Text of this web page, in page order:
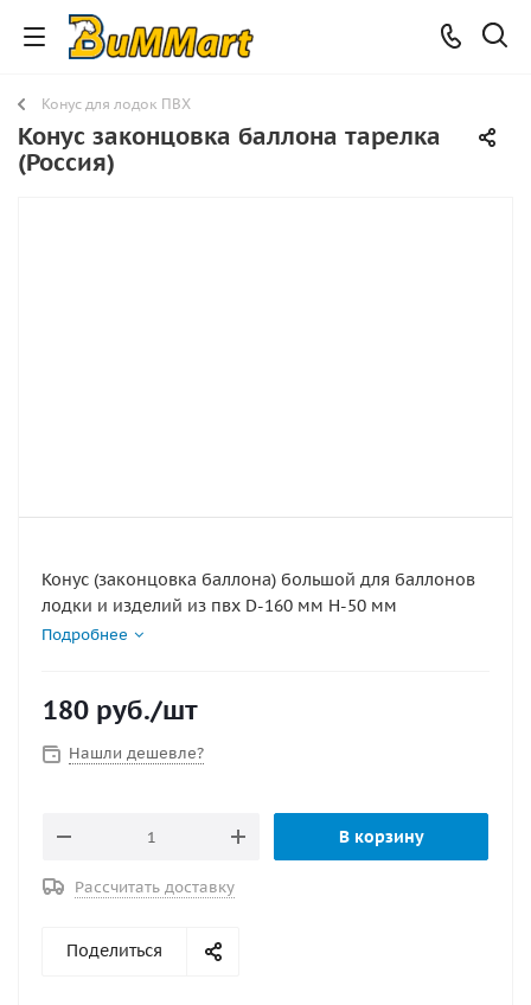
Конус для лодок ПВХ
Конус законцовка баллона тарелка
(Россия)
Конус (законцовка баллона) большой для баллонов
лодки и изделий из пвх D-160 мм Н-50 мм
Подробнее
180 руб./шт
Нашли дешевле?
В корзину
Рассчитать доставку
Поделиться